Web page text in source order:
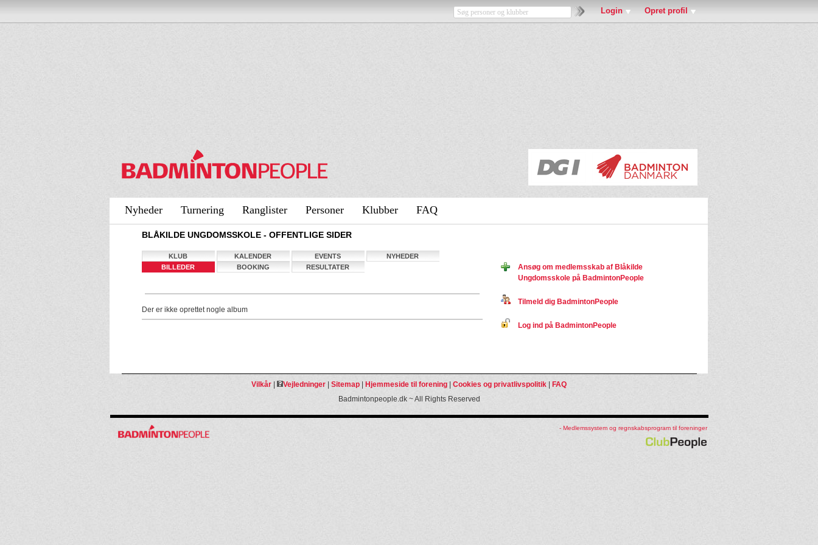
Login Opret profil
Nyheder Turnering Ranglister Personer Klubber FAQ
BLÅKILDE UNGDOMSSKOLE - OFFENTLIGE SIDER
KLUB KALENDER EVENTS
NYHEDER
BILLEDER
BOOKING RESULTATER
Der er ikke oprettet nogle album
Ansøg om medlemsskab af Blåkilde
Ungdomsskole på BadmintonPeople
Tilmeld dig BadmintonPeople
Log ind på BadmintonPeople
Vilkår Vejledninger Sitemap Hjemmeside til forening Cookies og privatlivspolitik
FAQ
Badmintonpeople.dk ~ All Rights Reserved
- Medlemssystem og regnskabsprogram til foreninger